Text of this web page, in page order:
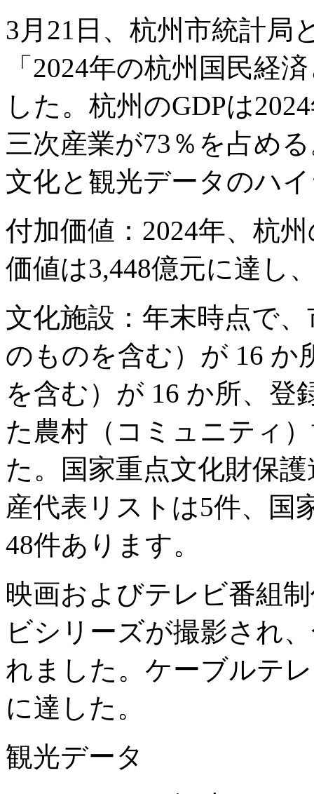
3月21日、杭州市統計局
「2024年の杭州国民経
した。杭州のGDPは
三次産業が73％を占め
文化と観光データのハ
付加価値：2024年、杭
価値は3,448億元に達し
文化施設：年末時点で
のものを含む）が 16 か
を含む）が 16 か所、登
た農村（コミュニティ
た。国家重点文化財保
産代表リストは5件、国
48件あります。
映画およびテレビ番組
ビシリーズが撮影され
れました。ケーブルテ
に達した。
観光データ